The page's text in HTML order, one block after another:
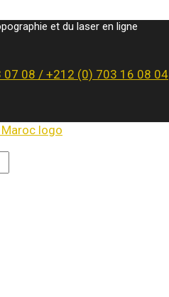
et du laser en ligne
07 08 / +212 (0) 703 16 08 04